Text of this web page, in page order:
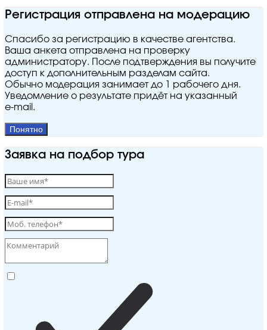
Регистрация отправлена на модерацию
Спасибо за регистрацию в качестве агентства.
Ваша анкета отправлена на проверку
администратору. После подтверждения вы получите
доступ к дополнительным разделам сайта.
Обычно модерация занимает до 1 рабочего дня.
Уведомление о результате придёт на указанный
e‑mail.
Понятно
Заявка на подбор тура